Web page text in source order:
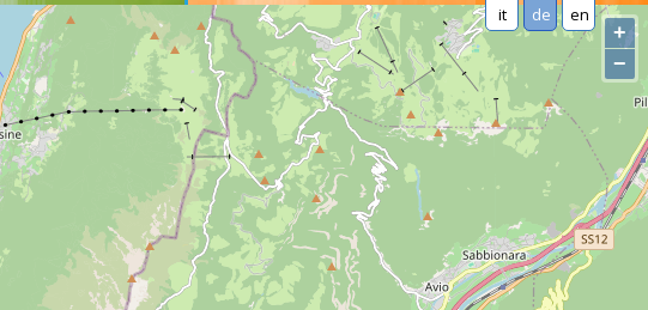
it de en
+
−